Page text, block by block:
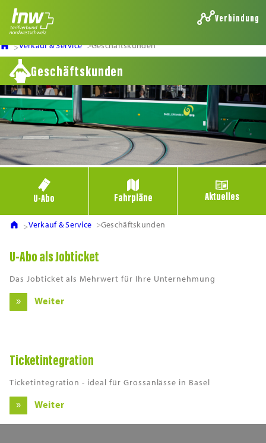
Verbindung
Verkauf & Service Geschäftskunden
Geschäftskunden
U-Abo Fahrpläne Aktuelles
Verkauf & Service Geschäftskunden
U-Abo als Jobticket
Das Jobticket als Mehrwert für Ihre Unternehmung
Weiter
Ticketintegration
Ticketintegration - ideal für Grossanlässe in Basel
Weiter